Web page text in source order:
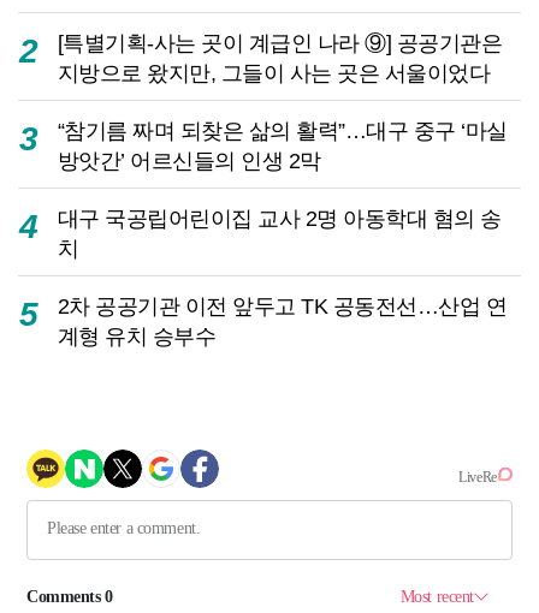
2
[특별기획-사는 곳이 계급인 나라 ⑨] 공공기관은
지방으로 왔지만, 그들이 사는 곳은 서울이었다
3
“참기름 짜며 되찾은 삶의 활력”…대구 중구 ‘마실
방앗간’ 어르신들의 인생 2막
4
대구 국공립어린이집 교사 2명 아동학대 혐의 송
치
5
2차 공공기관 이전 앞두고 TK 공동전선…산업 연
계형 유치 승부수